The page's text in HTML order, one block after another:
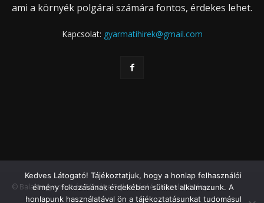
ami a környék polgárai számára fontos, érdekes lehet.
Kapcsolat: gyarmatihirek@gmail.com
© Balassagyarmat és Térsége Fejlesztéséért Közalapítvány
Kedves Látogató! Tájékoztatjuk, hogy a honlap felhasználói
élmény fokozásának érdekében sütiket alkalmazunk. A
honlapunk használatával ön a tájékoztatásunkat tudomásul